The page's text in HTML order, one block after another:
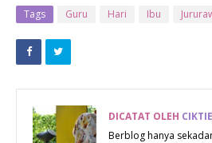
AM, ARAHAN
PERBENDAHARAAN
& TATACARA
PENGURUSAN
STOR
Tags Guru Hari Ibu
DICATAT OLEH CIKTIE
Berblog hanya